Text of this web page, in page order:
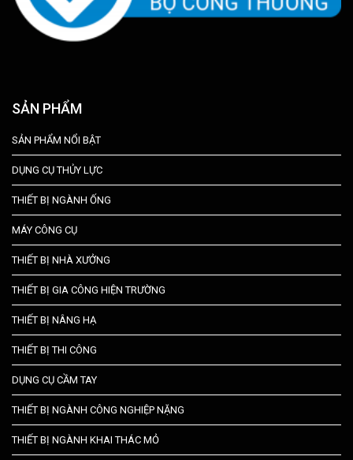
SẢN PHẨM
SẢN PHẨM NỔI BẬT
DỤNG CỤ THỦY LỰC
THIẾT BỊ NGÀNH ỐNG
MÁY CÔNG CỤ
THIẾT BỊ NHÀ XƯỞNG
THIẾT BỊ GIA CÔNG HIỆN TRƯỜNG
THIẾT BỊ NÂNG HẠ
THIẾT BỊ THI CÔNG
DỤNG CỤ CẦM TAY
THIẾT BỊ NGÀNH CÔNG NGHIỆP NẶNG
THIẾT BỊ NGÀNH KHAI THÁC MỎ